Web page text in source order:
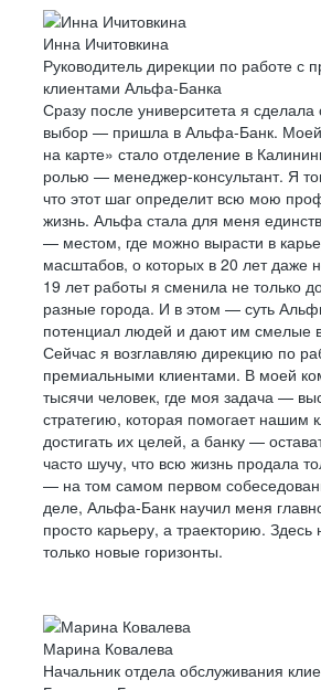
Инна Ичитовкина
Руководитель дирекции по работе с
клиентами Альфа-Банка
Сразу после университета я
выбор — пришла в Альфа-Банк. Моей
на карте» стало отделение в
ролью — менеджер-консультант. Я
что этот шаг определит всю мою
жизнь. Альфа стала для меня
— местом, где можно вырасти в
масштабов, о которых в 20 лет даже
19 лет работы я сменила не только
разные города. И в этом — суть
потенциал людей и дают им смелые
Сейчас я возглавляю дирекцию по
премиальными клиентами. В моей
тысячи человек, где моя задача —
стратегию, которая помогает нашим
достигать их целей, а банку —
часто шучу, что всю жизнь продала
— на том самом первом
деле, Альфа-Банк научил меня
просто карьеру, а траекторию. Здесь
только новые горизонты.
Марина Ковалева
Начальник отдела обслуживания